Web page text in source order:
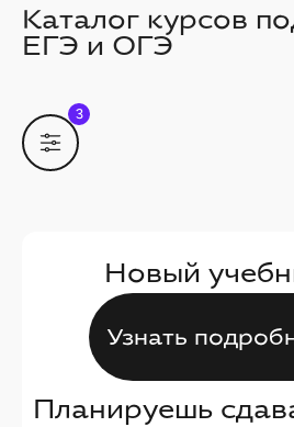
Каталог курсов
ЕГЭ и ОГЭ
3
Новый
Узнать
Планируешь